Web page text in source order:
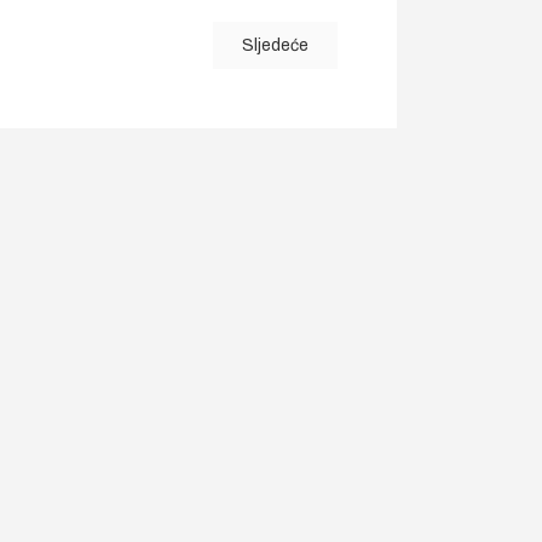
Sljedeće